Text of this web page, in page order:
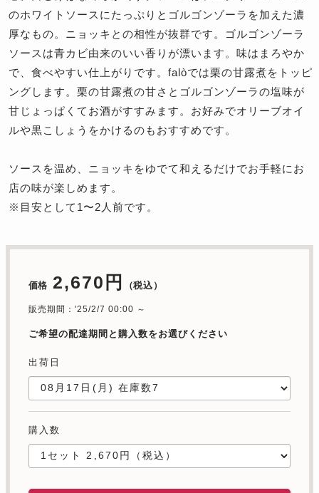
のホワイトソースにたっぷりとゴルゴンゾーラを加えた濃
厚なもの。ニョッキとの相性が抜群です。ゴルゴンゾーラ
ソースは青カビ由来のいい香りが漂います。味はまろやか
で、食べやすい仕上がりです。falòでは栗の甘露煮をトッピ
ングします。栗の甘露煮の甘さとゴルゴンゾーラの塩味が
甘じょっぱくてお酒がすすみます。お好みでオリーブオイ
ルや黒こしょうをかけるのもおすすめです。
ソースを温め、ニョッキをゆでて和えるだけでお手軽にお
店の味が楽しめます。
※目安として1〜2人前です。
価格 2,670円 （税込）
販売期間：'25/2/7 00:00 ～
ご希望の配達期間と購入数をお選びください
出荷日
購入数